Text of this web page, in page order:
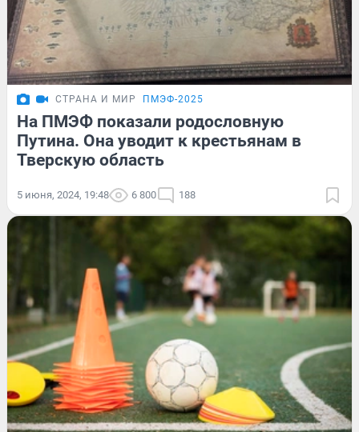
СТРАНА И МИР ПМЭФ-2025
На ПМЭФ показали родословную
Путина. Она уводит к крестьянам в
Тверскую область
5 июня, 2024, 19:48 6 800 188